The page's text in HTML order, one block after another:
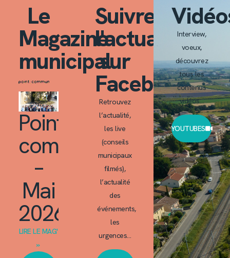
Le
Magazine
municipal
Point
commun
–
Mai
2026
LIRE LE MAG'
»
Suivre
l'actualité
sur
Facebook
Retrouvez
l’actualité,
les live
(conseils
municipaux
filmés),
l’actualité
des
événements,
les
urgences…
Interview,
voeux,
découvrez
tous les
contenus
vidéos…
YOUTUBES